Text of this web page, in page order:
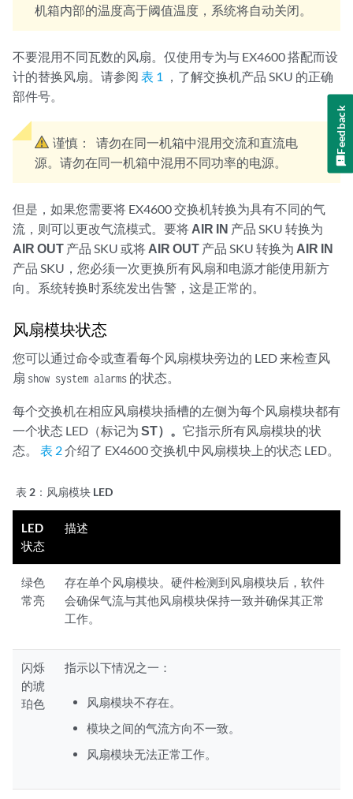
机箱内部的温度高于阈值温度，系统将自动关闭。
不要混用不同瓦数的风扇。仅使用专为与 EX4600 搭配而设
计的替换风扇。请参阅 表 1
，了解交换机产品 SKU 的正确
部件号。
谨慎：
请勿在同一机箱中混用交流和直流电
源。请勿在同一机箱中混用不同功率的电源。
但是，如果您需要将 EX4600 交换机转换为具有不同的气
流，则可以更改气流模式。要将 AIR IN 产品 SKU 转换为
AIR OUT 产品 SKU 或将 AIR OUT 产品 SKU 转换为 AIR IN
产品 SKU，您必须一次更换所有风扇和电源才能使用新方
向。系统转换时系统发出告警，这是正常的。
风扇模块状态
您可以通过命令或查看每个风扇模块旁边的 LED 来检查风
扇 show system alarms 的状态。
每个交换机在相应风扇模块插槽的左侧为每个风扇模块都有
一个状态 LED（标记为 ST）。 它指示所有风扇模块的状
态。 表 2介绍了 EX4600 交换机中风扇模块上的状态 LED。
表 2： 风扇模块 LED
LED
状态
描述
绿色
常亮
存在单个风扇模块。硬件检测到风扇模块后，软件
会确保气流与其他风扇模块保持一致并确保其正常
工作。
闪烁
的琥
珀色
指示以下情况之一：
风扇模块不存在。
模块之间的气流方向不一致。
风扇模块无法正常工作。
Feedback